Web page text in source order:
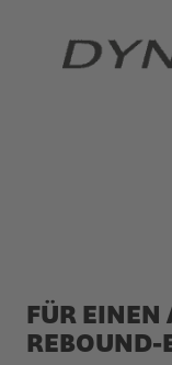
FÜR EINEN
REBOUND-